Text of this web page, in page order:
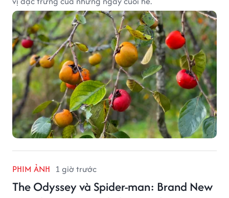
PHIM ẢNH 1 giờ trước
The Odyssey và Spider-man: Brand New